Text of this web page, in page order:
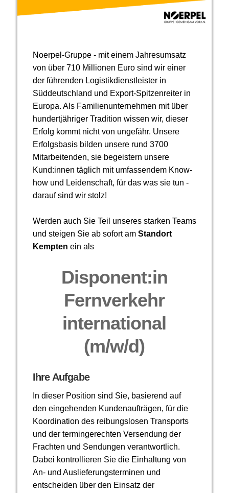
Noerpel-Gruppe - mit einem Jahresumsatz
von über 710 Millionen Euro sind wir einer
der führenden Logistikdienstleister in
Süddeutschland und Export-Spitzenreiter in
Europa. Als Familienunternehmen mit über
hundertjähriger Tradition wissen wir, dieser
Erfolg kommt nicht von ungefähr. Unsere
Erfolgsbasis bilden unsere rund 3700
Mitarbeitenden, sie begeistern unsere
Kund:innen täglich mit umfassendem Know-
how und Leidenschaft, für das was sie tun -
darauf sind wir stolz!
Werden auch Sie Teil unseres starken Teams
und steigen Sie ab sofort am Standort
Kempten ein als
Disponent:in
Fernverkehr
international
(m/w/d)
Ihre Aufgabe
In dieser Position sind Sie, basierend auf
den eingehenden Kundenaufträgen, für die
Koordination des reibungslosen Transports
und der termingerechten Versendung der
Frachten und Sendungen verantwortlich.
Dabei kontrollieren Sie die Einhaltung von
An- und Auslieferungsterminen und
entscheiden über den Einsatz der